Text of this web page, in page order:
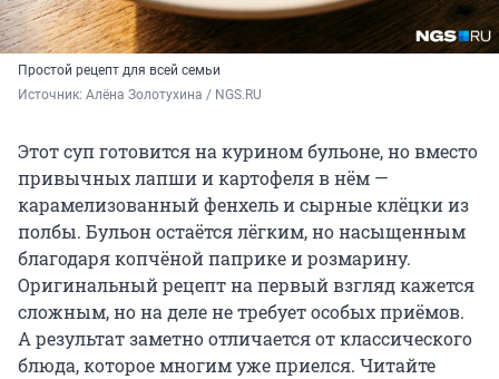
Простой рецепт для всей семьи
Источник: Алёна Золотухина / NGS.RU
Этот суп готовится на курином бульоне, но вместо
привычных лапши и картофеля в нём —
карамелизованный фенхель и сырные клёцки из
полбы. Бульон остаётся лёгким, но насыщенным
благодаря копчёной паприке и розмарину.
Оригинальный рецепт на первый взгляд кажется
сложным, но на деле не требует особых приёмов.
А результат заметно отличается от классического
блюда, которое многим уже приелся. Читайте